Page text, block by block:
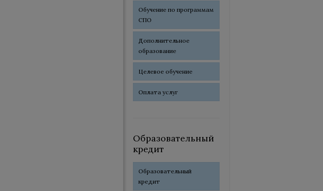
Обучение по программам
СПО
Дополнительное
образование
Целевое обучение
Оплата услуг
Образовательный
кредит
Образовательный
кредит